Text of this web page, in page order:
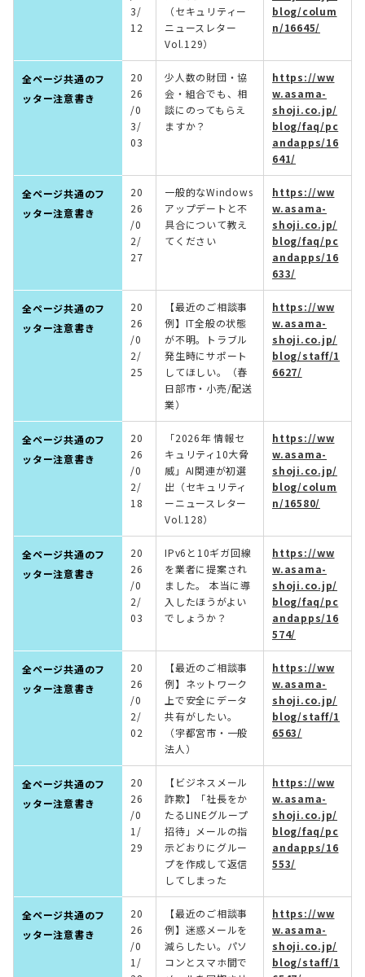
3/
12
（セキュリティー
ニュースレター
Vol.129）
blog/colum
n/16645/
全ページ共通のフ
ッター注意書き
20
26
/0
3/
03
少人数の財団・協
会・組合でも、相
談にのってもらえ
ますか？
https://ww
w.asama-
shoji.co.jp/
blog/faq/pc
andapps/16
641/
全ページ共通のフ
ッター注意書き
20
26
/0
2/
27
一般的なWindows
アップデートと不
具合について教え
てください
https://ww
w.asama-
shoji.co.jp/
blog/faq/pc
andapps/16
633/
全ページ共通のフ
ッター注意書き
20
26
/0
2/
25
【最近のご相談事
例】IT全般の状態
が不明。トラブル
発生時にサポート
してほしい。（春
日部市・小売/配送
業）
https://ww
w.asama-
shoji.co.jp/
blog/staff/1
6627/
全ページ共通のフ
ッター注意書き
20
26
/0
2/
18
「2026年 情報セ
キュリティ10大脅
威」AI関連が初選
出（セキュリティ
ーニュースレター
Vol.128）
https://ww
w.asama-
shoji.co.jp/
blog/colum
n/16580/
全ページ共通のフ
ッター注意書き
20
26
/0
2/
03
IPv6と10ギガ回線
を業者に提案され
ました。 本当に導
入したほうがよい
でしょうか？
https://ww
w.asama-
shoji.co.jp/
blog/faq/pc
andapps/16
574/
全ページ共通のフ
ッター注意書き
20
26
/0
2/
02
【最近のご相談事
例】ネットワーク
上で安全にデータ
共有がしたい。
（宇都宮市・一般
法人）
https://ww
w.asama-
shoji.co.jp/
blog/staff/1
6563/
全ページ共通のフ
ッター注意書き
20
26
/0
1/
29
【ビジネスメール
詐欺】「社長をか
たるLINEグループ
招待」メールの指
示どおりにグルー
プを作成して返信
してしまった
https://ww
w.asama-
shoji.co.jp/
blog/faq/pc
andapps/16
553/
全ページ共通のフ
ッター注意書き
20
26
/0
1/
【最近のご相談事
例】迷惑メールを
減らしたい。パソ
コンとスマホ間で
https://ww
w.asama-
shoji.co.jp/
blog/staff/1